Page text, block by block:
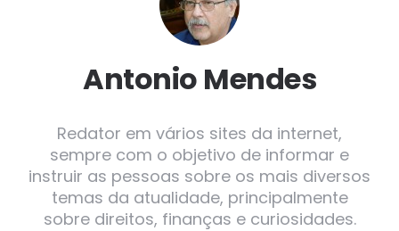
Antonio Mendes
Redator em vários sites da internet,
sempre com o objetivo de informar e
instruir as pessoas sobre os mais diversos
temas da atualidade, principalmente
sobre direitos, finanças e curiosidades.